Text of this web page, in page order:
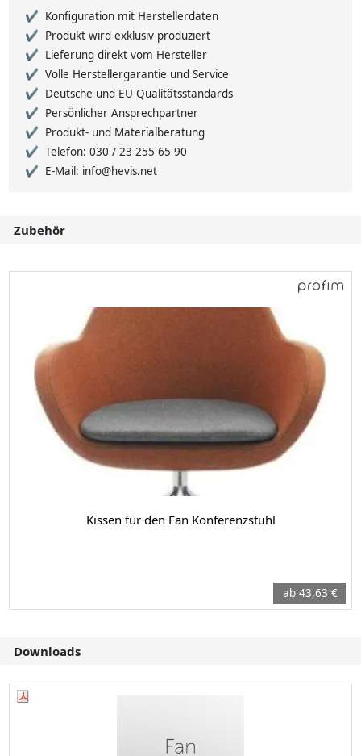
Konfiguration mit Herstellerdaten
Produkt wird exklusiv produziert
Lieferung direkt vom Hersteller
Volle Herstellergarantie und Service
Deutsche und EU Qualitätsstandards
Persönlicher Ansprechpartner
Produkt- und Materialberatung
Telefon: 030 / 23 255 65 90
E-Mail: info@hevis.net
Zubehör
Kissen für den Fan Konferenzstuhl
ab 43,63 €
Downloads